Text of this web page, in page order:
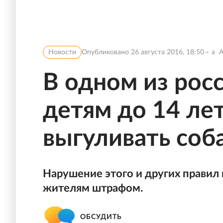
Новости Опубликовано 26 августа 2016, 18:50 a A
В одном из
детям до 14
выгуливать
Нарушение этого и других
жителям штрафом.
ОБСУДИТЬ